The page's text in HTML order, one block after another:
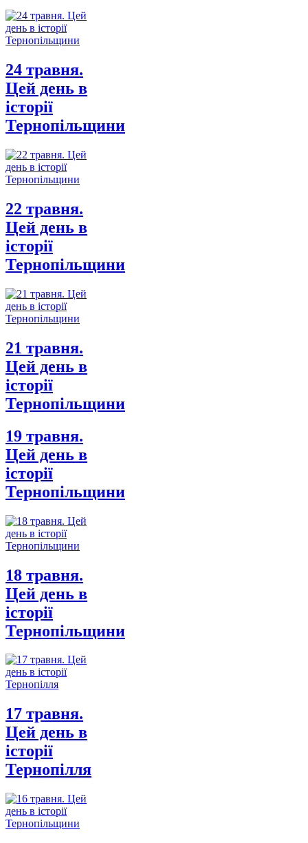
24 травня.
Цей день в
історії
Тернопільщини
22 травня.
Цей день в
історії
Тернопільщини
21 травня.
Цей день в
історії
Тернопільщини
19 травня.
Цей день в
історії
Тернопільщини
18 травня.
Цей день в
історії
Тернопільщини
17 травня.
Цей день в
історії
Тернопілля